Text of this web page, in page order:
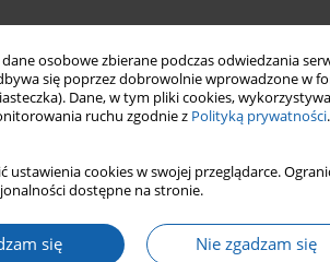
osobowe zbierane podczas odwiedzania
się poprzez dobrowolnie wprowadzone w
Dane, w tym pliki cookies,
ruchu zgodnie z Polityką prywatności
ustawienia cookies w swojej przeglądarce.
dostępne na stronie.
się Nie zgadzam się